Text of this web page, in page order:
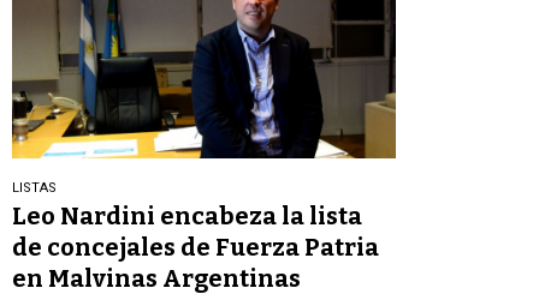
LISTAS
Leo Nardini encabeza la lista
de concejales de Fuerza Patria
en Malvinas Argentinas